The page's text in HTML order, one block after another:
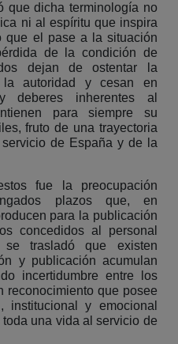
que dicha terminología no
ni al espíritu que inspira
que el pase a la situación
de la condición de
dejan de ostentar la
autoridad y cesan en
deberes inherentes al
para siempre su
fruto de una trayectoria
de España y de la
fue la preocupación
plazos que, en
para la publicación
concedidos al personal
se trasladó que existen
y publicación acumulan
incertidumbre entre los
reconocimiento que posee
institucional y emocional
una vida al servicio de